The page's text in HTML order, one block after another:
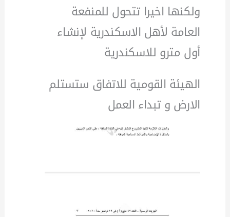
ولكنها اخيرا تتحول للمنفعة
العامة لأهل الاسكندرية لإنشاء
أول مترو للاسكندرية
الهيئة القومية للاتفاق ستستلم
الارض و تبداء العمل